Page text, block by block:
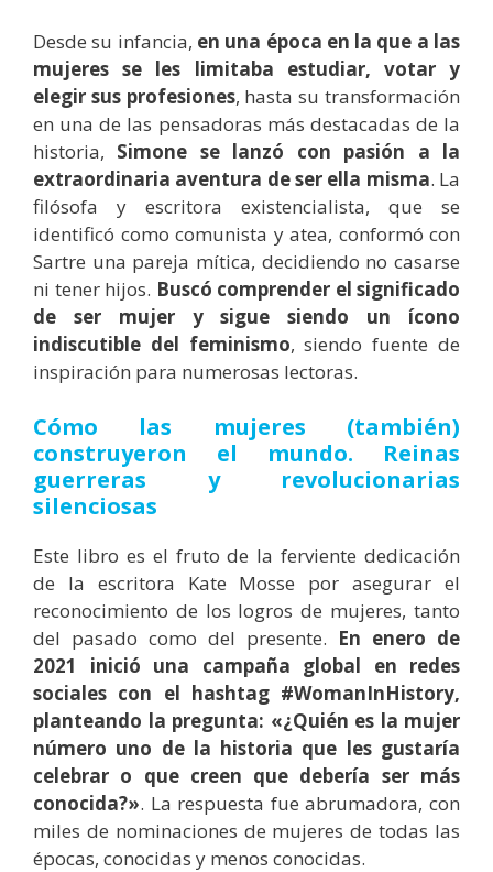
Desde su infancia, en una época en la que a las
mujeres se les limitaba estudiar, votar y
elegir sus profesiones, hasta su transformación
en una de las pensadoras más destacadas de la
historia, Simone se lanzó con pasión a la
extraordinaria aventura de ser ella misma. La
filósofa y escritora existencialista, que se
identificó como comunista y atea, conformó con
Sartre una pareja mítica, decidiendo no casarse
ni tener hijos. Buscó comprender el significado
de ser mujer y sigue siendo un ícono
indiscutible del feminismo, siendo fuente de
inspiración para numerosas lectoras.
Cómo las mujeres (también)
construyeron el mundo. Reinas
guerreras y revolucionarias
silenciosas
Este libro es el fruto de la ferviente dedicación
de la escritora Kate Mosse por asegurar el
reconocimiento de los logros de mujeres, tanto
del pasado como del presente. En enero de
2021 inició una campaña global en redes
sociales con el hashtag #WomanInHistory,
planteando la pregunta: «¿Quién es la mujer
número uno de la historia que les gustaría
celebrar o que creen que debería ser más
conocida?». La respuesta fue abrumadora, con
miles de nominaciones de mujeres de todas las
épocas, conocidas y menos conocidas.